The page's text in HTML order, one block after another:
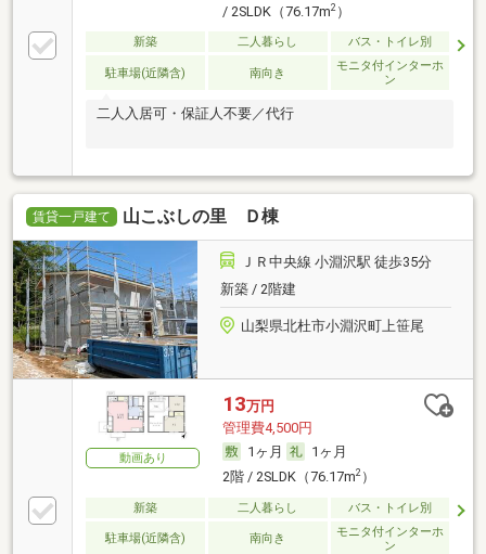
/ 2SLDK（76.17m2）
新築 二人暮らし バス・トイレ別
駐車場(近隣含) 南向き
モニタ付インターホ
ン
二人入居可・保証人不要／代行
賃貸一戸建て 山こぶしの里 Ｄ棟
ＪＲ中央線 小淵沢駅 徒歩35分
新築 / 2階建
山梨県北杜市小淵沢町上笹尾
動画あり
13万円
管理費4,500円
1ヶ月
1ヶ月
2階 / 2SLDK（76.17m2）
新築 二人暮らし バス・トイレ別
駐車場(近隣含) 南向き
モニタ付インターホ
ン